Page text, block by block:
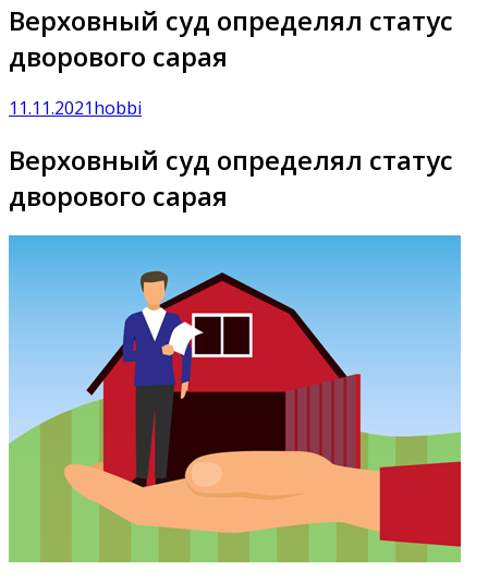
Верховный суд определял статус
дворового сарая
11.11.2021hobbi
Верховный суд определял статус
дворового сарая